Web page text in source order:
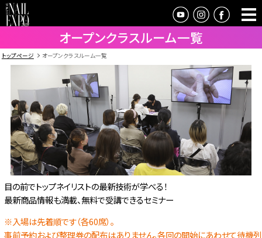
オープンクラスルーム一覧
トップページ オープンクラスルーム一覧
目の前でトップネイリストの最新技術が学べる！
最新商品情報も満載、無料で受講できるセミナー
※入場は先着順です（各60席）。
事前予約および整理券の配布はありません。各回の開始にあわせて待機列